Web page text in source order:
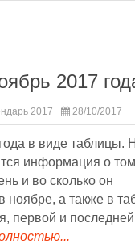
2017
2017 28/10/2017
в виде таблицы.
информация о
и во сколько он
ноябре, а также в
первой и последней